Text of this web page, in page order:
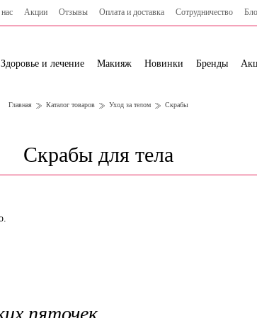
Акции Отзывы Оплата и доставка Сотрудничество
Здоровье и лечение Макияж Новинки Бренды
Главная Каталог товаров Уход за телом Скрабы
Скрабы для тела
пяточек